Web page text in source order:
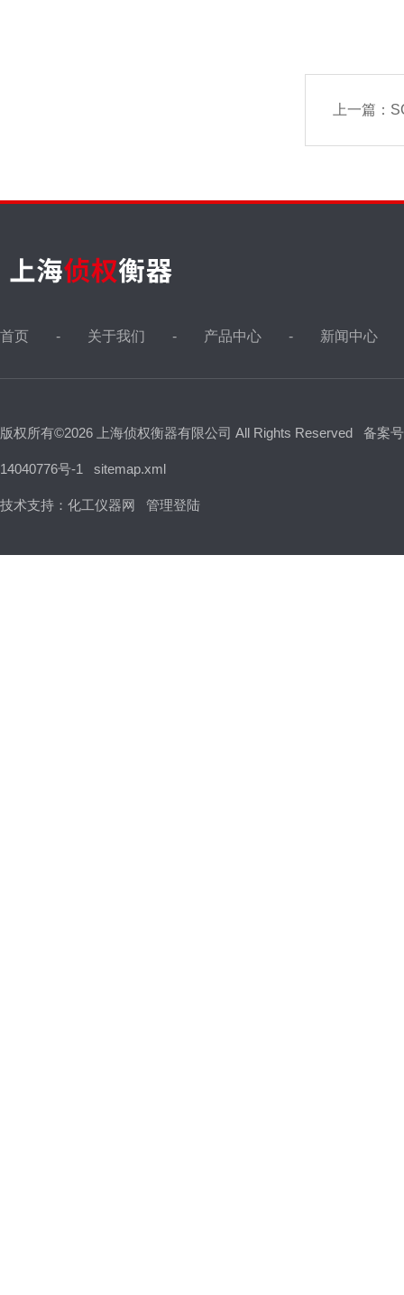
上一篇：
首页 关于我们 产品中心 新闻中心
版权所有©2026 上海侦权衡器有限公司 All Rights Reserved 备案
14040776号-1 sitemap.xml
技术支持： 化工仪器网 管理登陆